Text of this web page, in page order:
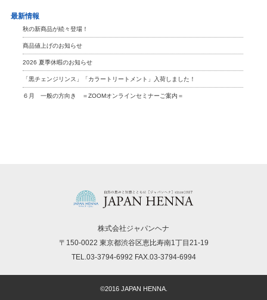
最新情報
秋の新商品が続々登場！
商品値上げのお知らせ
2026 夏季休暇のお知らせ
「黒チェンジリンス」「カラートリートメント」入荷しました！
６月 一般の方向き ＝ZOOMオンラインセミナーご案内＝
株式会社ジャパンヘナ
〒150-0022 東京都渋谷区恵比寿南1丁目21-19
TEL.03-3794-6992 FAX.03-3794-6994
©2016 JAPAN HENNA.